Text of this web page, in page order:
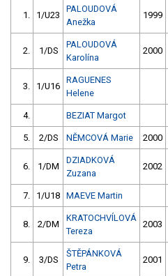
1. 1/U23
PALOUDOVÁ
Anežka
1999
2. 1/DS
PALOUDOVÁ
Karolína
2000
3. 1/U16
RAGUENES
Helene
4. BEZIAT Margot
5. 2/DS NĚMCOVÁ Marie 2000
6. 1/DM
DZIADKOVÁ
Zuzana
2002
7. 1/U18 MAEVE Martin
8. 2/DM
KRATOCHVÍLOVÁ
Tereza
2003
9. 3/DS
ŠTĚPÁNKOVÁ
Petra
2001